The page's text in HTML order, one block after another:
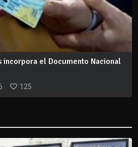
incorpora el Documento Nacional
125